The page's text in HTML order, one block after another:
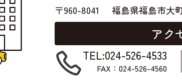
〒960-8041 福島県福島市大
アク
TEL:024-526-4533
FAX：024-526-4560